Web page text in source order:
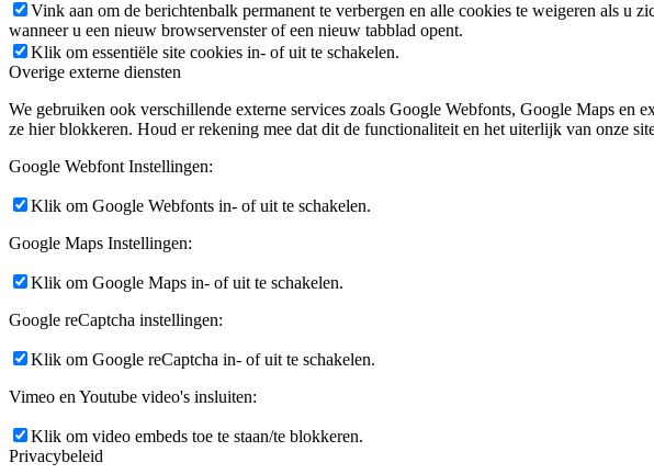
Vink aan om de berichtenbalk permanent te verbergen en alle cookies te weigeren als u
wanneer u een nieuw browservenster of een nieuw tabblad opent.
Klik om essentiële site cookies in- of uit te schakelen.
Overige externe diensten
We gebruiken ook verschillende externe services zoals Google Webfonts, Google Maps en
ze hier blokkeren. Houd er rekening mee dat dit de functionaliteit en het uiterlijk van onze
Google Webfont Instellingen:
Klik om Google Webfonts in- of uit te schakelen.
Google Maps Instellingen:
Klik om Google Maps in- of uit te schakelen.
Google reCaptcha instellingen:
Klik om Google reCaptcha in- of uit te schakelen.
Vimeo en Youtube video's insluiten:
Klik om video embeds toe te staan/te blokkeren.
Privacybeleid